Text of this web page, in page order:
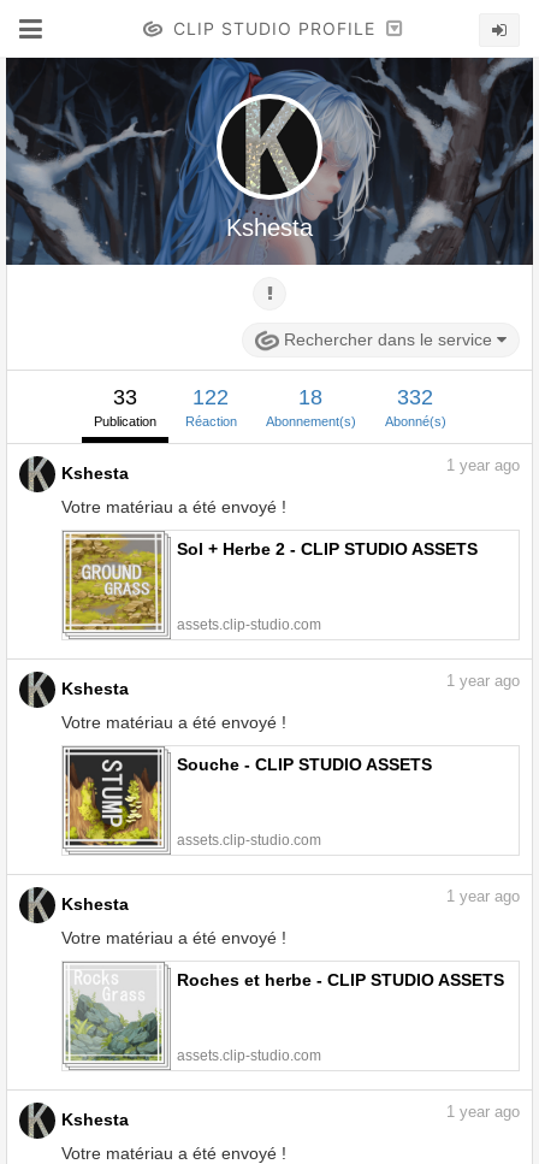
CLIP STUDIO PROFILE
Kshesta
Rechercher dans le service
33
Publication
122
Réaction
18
Abonnement(s)
332
Abonné(s)
Kshesta
Votre matériau a été envoyé !
1 year ago
Sol + Herbe 2 - CLIP STUDIO ASSETS
assets.clip-studio.com
Kshesta
Votre matériau a été envoyé !
1 year ago
Souche - CLIP STUDIO ASSETS
assets.clip-studio.com
Kshesta
Votre matériau a été envoyé !
1 year ago
Roches et herbe - CLIP STUDIO ASSETS
assets.clip-studio.com
Kshesta
Votre matériau a été envoyé !
1 year ago